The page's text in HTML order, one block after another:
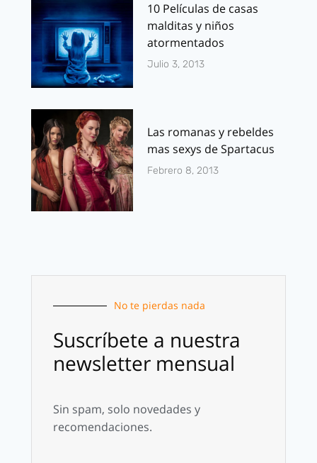
10 Películas de casas
malditas y niños
atormentados
Julio 3, 2013
Las romanas y rebeldes
mas sexys de Spartacus
Febrero 8, 2013
No te pierdas nada
Suscríbete a nuestra
newsletter mensual
Sin spam, solo novedades y
recomendaciones.